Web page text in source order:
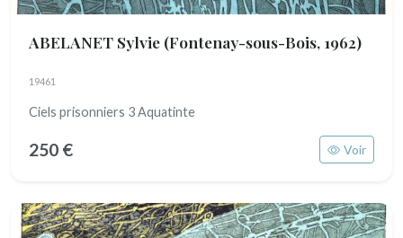
ABELANET Sylvie (Fontenay-sous-Bois, 1962)
19461
Ciels prisonniers 3 Aquatinte
250 € Voir